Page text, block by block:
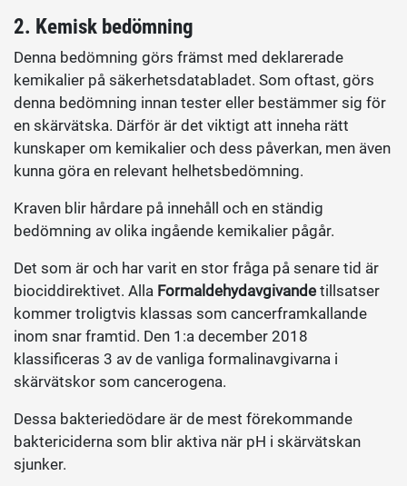
2. Kemisk bedömning
Denna bedömning görs främst med deklarerade
kemikalier på säkerhetsdatabladet. Som oftast, görs
denna bedömning innan tester eller bestämmer sig för
en skärvätska. Därför är det viktigt att inneha rätt
kunskaper om kemikalier och dess påverkan, men även
kunna göra en relevant helhetsbedömning.
Kraven blir hårdare på innehåll och en ständig
bedömning av olika ingående kemikalier pågår.
Det som är och har varit en stor fråga på senare tid är
biociddirektivet. Alla Formaldehydavgivande tillsatser
kommer troligtvis klassas som cancerframkallande
inom snar framtid. Den 1:a december 2018
klassificeras 3 av de vanliga formalinavgivarna i
skärvätskor som cancerogena.
Dessa bakteriedödare är de mest förekommande
baktericiderna som blir aktiva när pH i skärvätskan
sjunker.